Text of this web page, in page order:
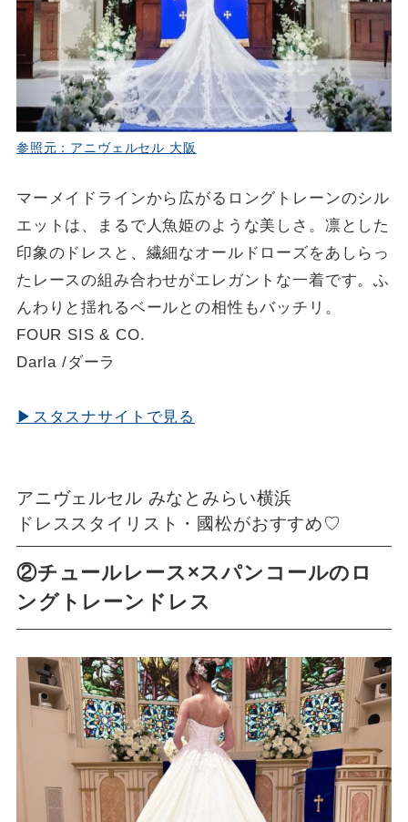
参照元：アニヴェルセル 大阪
マーメイドラインから広がるロングトレーンのシル
エットは、まるで人魚姫のような美しさ。凛とした
印象のドレスと、繊細なオールドローズをあしらっ
たレースの組み合わせがエレガントな一着です。ふ
んわりと揺れるベールとの相性もバッチリ。
FOUR SIS & CO.
Darla /ダーラ
▶スタスナサイトで見る
アニヴェルセル みなとみらい横浜
ドレススタイリスト・國松がおすすめ♡
②チュールレース×スパンコールのロ
ングトレーンドレス